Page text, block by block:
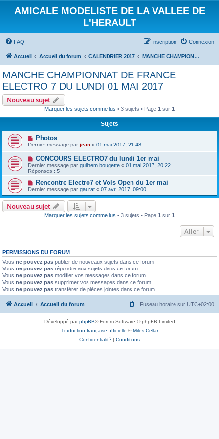
AMICALE MODELISTE DE LA VALLEE DE
L'HERAULT
FAQ Connexion
Inscription
Accueil Accueil du forum CALENDRIER 2017 MANCHE CHAMPIONNAT DE FRANCE ELECTRO 7 DU LUNDI 01 MAI 2017
MANCHE CHAMPIONNAT DE FRANCE
ELECTRO 7 DU LUNDI 01 MAI 2017
Nouveau sujet
Marquer les sujets comme lus • 3 sujets • Page 1 sur 1
Sujets
Photos
Dernier message par jean « 01 mai 2017, 21:48
CONCOURS ELECTRO7 du lundi 1er mai
Dernier message par guilhem bougette « 01 mai 2017, 20:22
Réponses : 5
Rencontre Electro7 et Vols Open du 1er mai
Dernier message par gaurat « 07 avr. 2017, 09:00
Nouveau sujet
Marquer les sujets comme lus • 3 sujets • Page 1 sur 1
Aller
PERMISSIONS DU FORUM
Vous ne pouvez pas publier de nouveaux sujets dans ce forum
Vous ne pouvez pas répondre aux sujets dans ce forum
Vous ne pouvez pas modifier vos messages dans ce forum
Vous ne pouvez pas supprimer vos messages dans ce forum
Vous ne pouvez pas transférer de pièces jointes dans ce forum
Accueil Accueil du forum Fuseau horaire sur UTC+02:00
Développé parphpBB® Forum Software © phpBB Limited
Traduction française officielle ©Miles Cellar
Confidentialité | Conditions